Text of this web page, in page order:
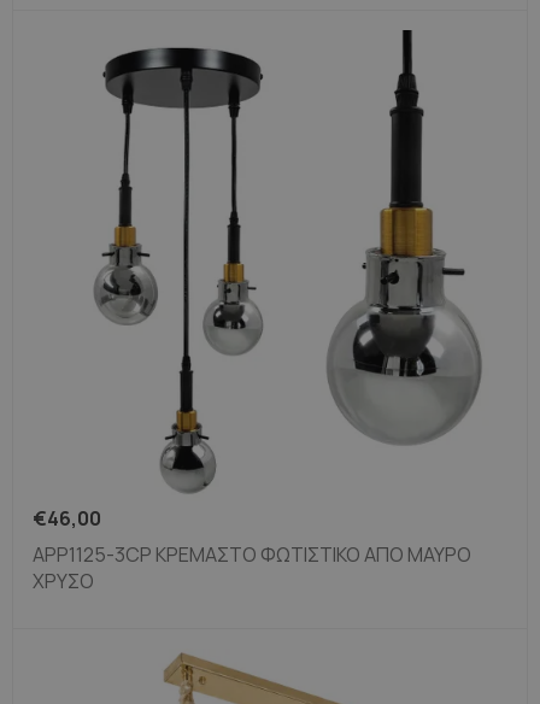
€46,00
APP1125-3CP ΚΡΕΜΑΣΤΌ ΦΩΤΙΣΤΙΚΌ ΑΠΌ ΜΑΎΡΟ
ΧΡΥΣΌ